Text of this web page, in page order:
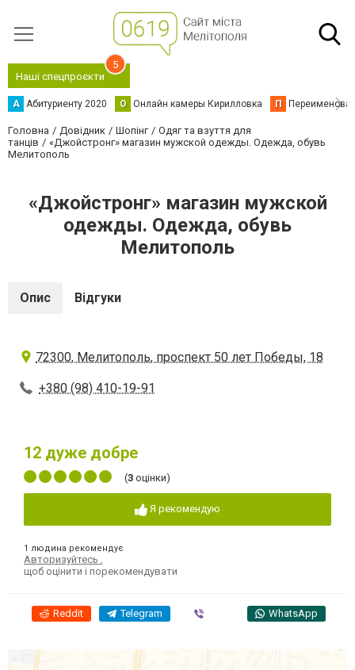
Наші спецпроєкти
5
А Абитуриенту 2020 О Онлайн камеры Кирилловка П
Головна Довідник Шопінг
Одяг та взуття для
танців
«Джойстронг» магазин мужской одежды. Одежда, обувь
Мелитополь
«Джойстронг» магазин мужской
одежды. Одежда, обувь
Мелитополь
Опис Відгуки
72300, Мелитополь, проспект 50 лет Победы, 18
+380 (98) 410-19-91
12 дуже добре
(3 оцінки)
Я рекомендую
1 людина рекомендує
Авторизуйтесь
щоб оцінити і порекомендувати
Reddit Telegram WhatsApp